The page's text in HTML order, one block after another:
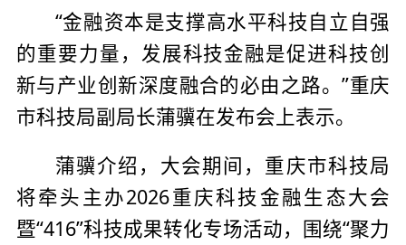
“金融资本是支撑高水平科技自立自强
的重要力量，发展科技金融是促进科技创
新与产业创新深度融合的必由之路。”重庆
市科技局副局长蒲骥在发布会上表示。
蒲骥介绍，大会期间，重庆市科技局
将牵头主办2026重庆科技金融生态大会
暨“416”科技成果转化专场活动，围绕“聚力